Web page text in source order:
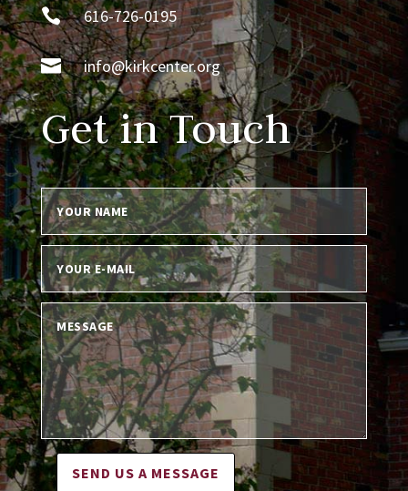
 616-726-0195
 info@kirkcenter.org
Get in Touch
SEND US A MESSAGE